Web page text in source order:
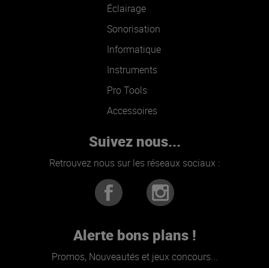
Éclairage
Sonorisation
Informatique
Instruments
Pro Tools
Accessoires
Suivez nous...
Retrouvez nous sur les réseaux sociaux :
Alerte bons plans !
Promos, Nouveautés et jeux concours...